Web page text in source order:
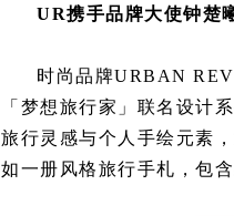
UR携手品牌大使钟楚
时尚品牌URBAN
「梦想旅行家」联名设计
旅行灵感与个人手绘元素
如一册风格旅行手札，包